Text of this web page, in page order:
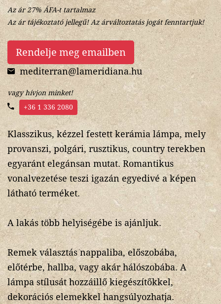
Az ár 27% ÁFA-t tartalmaz
Az ár tájékoztató jellegű! Az árváltoztatás jogát fenntartjuk!
Rendelje meg emailben
mediterran@lameridiana.hu
vagy hívjon minket!
+36 1 336 2080
Klasszikus, kézzel festett kerámia lámpa, mely
provanszi, polgári, rusztikus, country terekben
egyaránt elegánsan mutat. Romantikus
vonalvezetése teszi igazán egyedivé a képen
látható terméket.
A lakás több helyiségébe is ajánljuk.
Remek választás nappaliba, előszobába,
előtérbe, hallba, vagy akár hálószobába. A
lámpa stílusát hozzáillő kiegészítőkkel,
dekorációs elemekkel hangsúlyozhatja.